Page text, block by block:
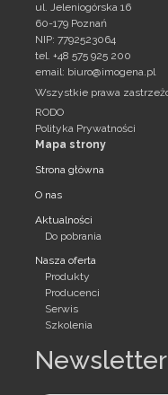
ul. Jeleniogórska 16
60-179 Poznań
NIP: 7792523064
tel. +48 575 925 200
email: biuro@imogena.pl
Wszystkie prawa
RODO
Polityka Prywatności
Mapa strony
Strona główna
O nas
Aktualności
Do pobrania
Nasza oferta
Produkty
Producenci
Serwis
Szkolenia
Newsletter